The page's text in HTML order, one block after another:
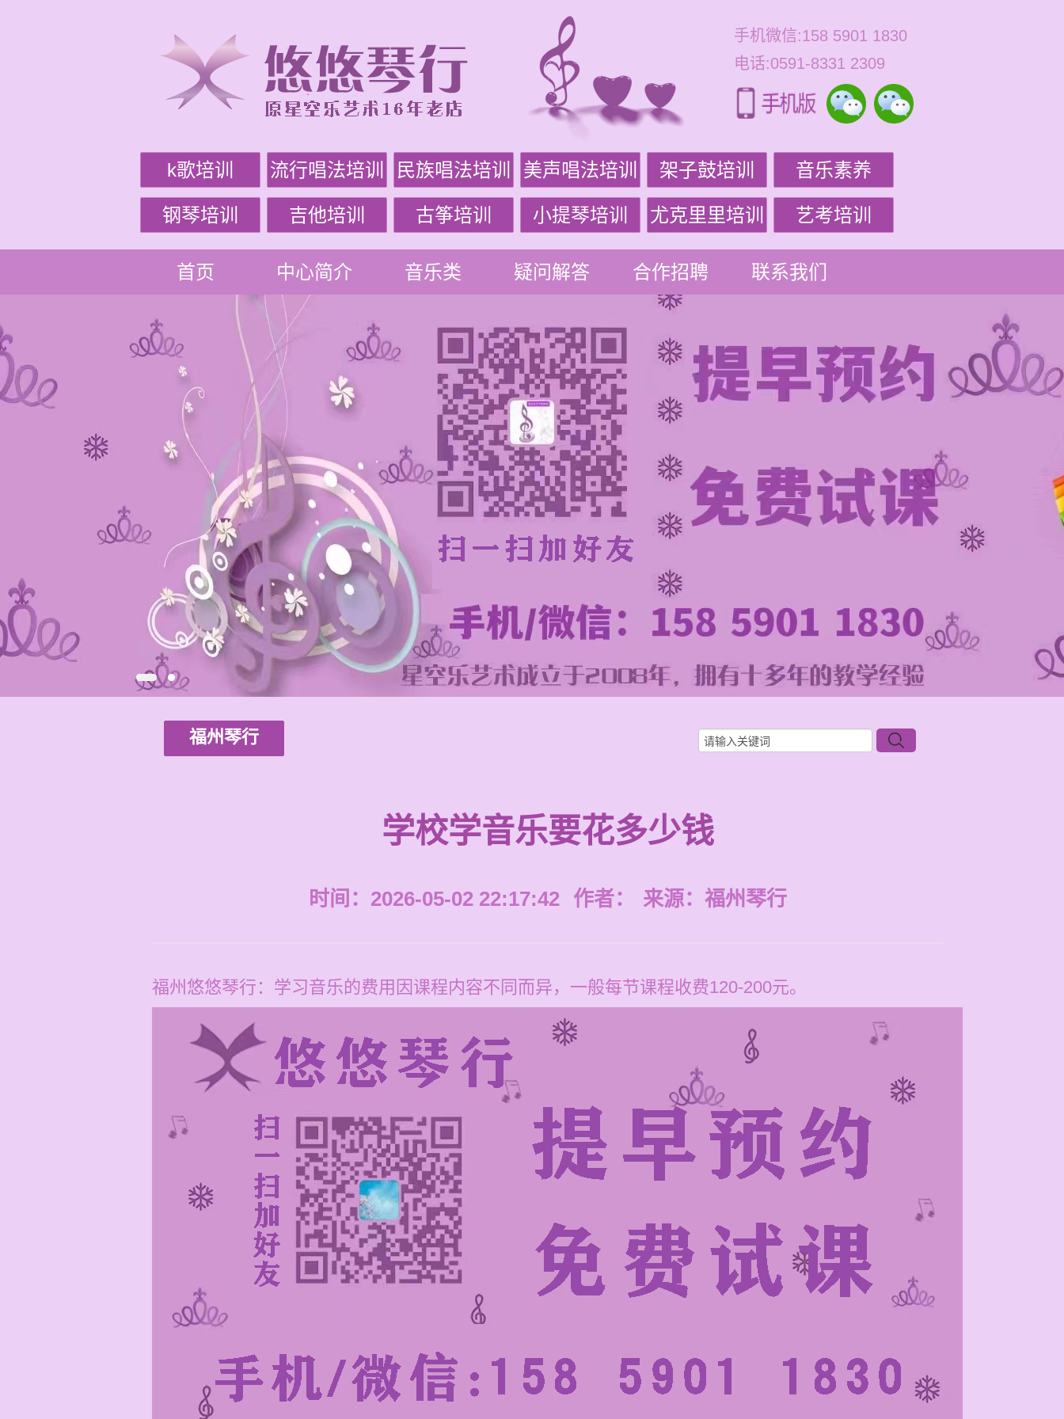
手机微信:158 5901 1830
电话:0591-8331 2309
k歌培训 流行唱法培训 民族唱法培训 美声唱法培训 架子鼓培训 音乐素养
钢琴培训 吉他培训 古筝培训 小提琴培训 尤克里里培训 艺考培训
首页 中心简介 音乐类 疑问解答 合作招聘 联系我们
福州琴行
学校学音乐要花多少钱
时间：2026-05-02 22:17:42 作者： 来源： 福州琴行
福州悠悠琴行：学习音乐的费用因课程内容不同而异，一般每节课程收费120-200元。